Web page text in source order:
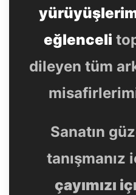
eğlenceli
dileyen tüm
Sanatın
çayımızı